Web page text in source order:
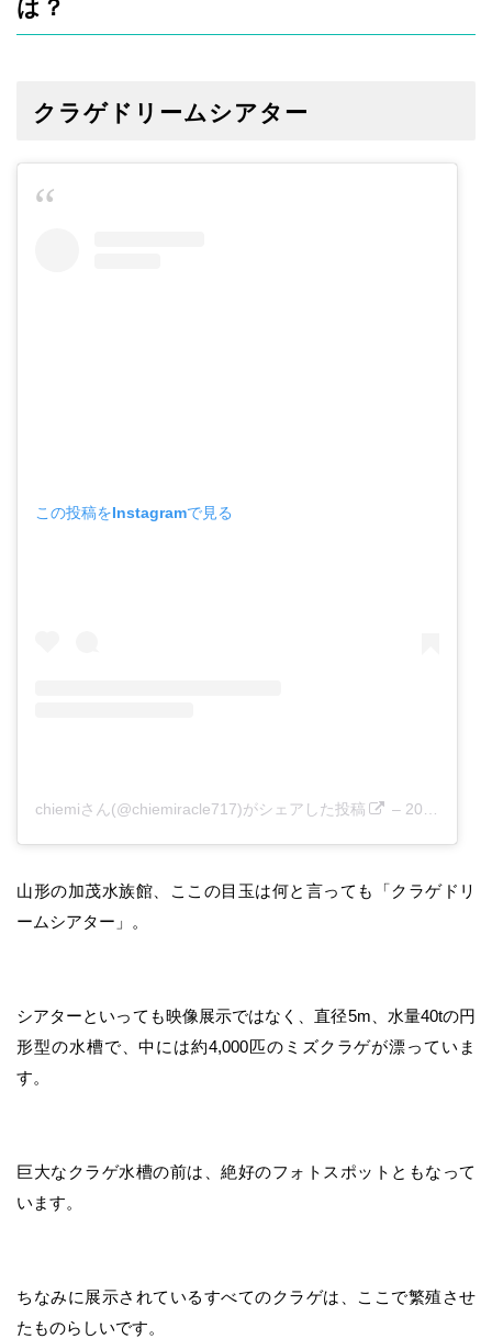
は？
クラゲドリームシアター
この投稿をInstagramで見る
chiemiさん(@chiemiracle717)がシェアした投稿 – 2019年 7月月6日午前12時05分PDT
山形の加茂水族館、ここの目玉は何と言っても「クラゲドリ
ームシアター」。
シアターといっても映像展示ではなく、直径5m、水量40tの円
形型の水槽で、中には約4,000匹のミズクラゲが漂っていま
す。
巨大なクラゲ水槽の前は、絶好のフォトスポットともなって
います。
ちなみに展示されているすべてのクラゲは、ここで繁殖させ
たものらしいです。